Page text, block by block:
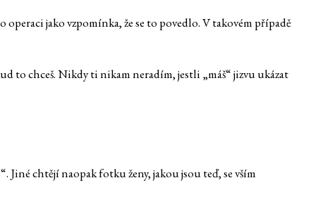
jako vzpomínka, že se to povedlo. V takovém případě
to chceš. Nikdy ti nikam neradím, jestli „máš“ jizvu ukázat
Jiné chtějí naopak fotku ženy, jakou jsou teď, se vším